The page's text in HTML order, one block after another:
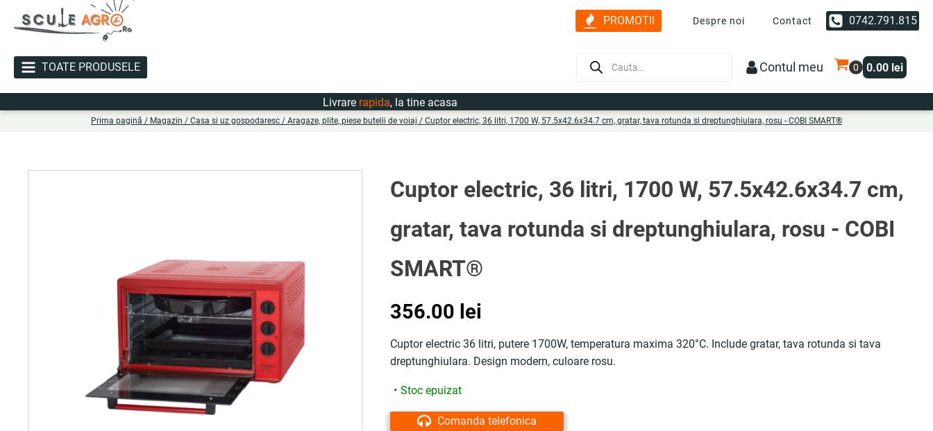
PROMOTII Despre noi Contact 0742.791.815
TOATE PRODUSELE
Products
Contul meu 0.00 lei
Livrarerapida, la tine acasa
Prima pagină / Magazin / Casa si uz gospodaresc / Aragaze, plite, piese butelii de voiaj / Cuptor electric, 36 litri, 1700 W, 57.5x42.6x34.7 cm, gratar, tava rotunda si dreptunghiulara, rosu - COBI SMART®
Cuptor electric, 36 litri, 1700 W, 57.5x42.6x34.7 cm,
gratar, tava rotunda si dreptunghiulara, rosu - COBI
SMART®
356.00 lei
Cuptor electric 36 litri, putere 1700W, temperatura maxima 320°C. Include gratar, tava rotunda si tava
dreptunghiulara. Design modern, culoare rosu.
Stoc epuizat
Comanda telefonica